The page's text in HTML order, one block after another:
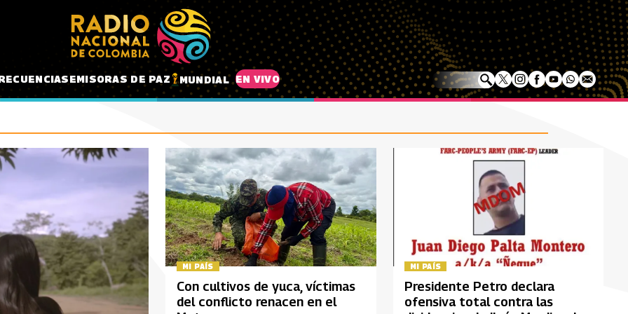
EMISORAS DE PAZ MUNDIAL EN VIVO
MI PAÍS
Con cultivos de yuca, víctimas
del conflicto renacen en el
MI PAÍS
Presidente Petro declara
ofensiva total contra las